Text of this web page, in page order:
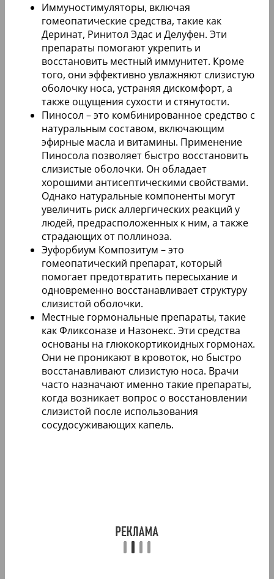
Иммуностимуляторы, включая
гомеопатические средства, такие как
Деринат, Ринитол Эдас и Делуфен. Эти
препараты помогают укрепить и
восстановить местный иммунитет. Кроме
того, они эффективно увлажняют слизистую
оболочку носа, устраняя дискомфорт, а
также ощущения сухости и стянутости.
Пиносол – это комбинированное средство с
натуральным составом, включающим
эфирные масла и витамины. Применение
Пиносола позволяет быстро восстановить
слизистые оболочки. Он обладает
хорошими антисептическими свойствами.
Однако натуральные компоненты могут
увеличить риск аллергических реакций у
людей, предрасположенных к ним, а также
страдающих от поллиноза.
Эуфорбиум Композитум – это
гомеопатический препарат, который
помогает предотвратить пересыхание и
одновременно восстанавливает структуру
слизистой оболочки.
Местные гормональные препараты, такие
как Фликсоназе и Назонекс. Эти средства
основаны на глюкокортикоидных гормонах.
Они не проникают в кровоток, но быстро
восстанавливают слизистую носа. Врачи
часто назначают именно такие препараты,
когда возникает вопрос о восстановлении
слизистой после использования
сосудосуживающих капель.